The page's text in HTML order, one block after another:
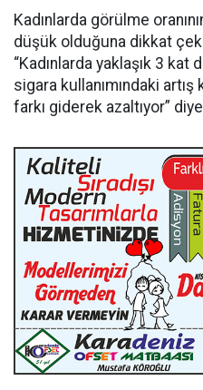
Kadınlarda görülme
düşük olduğuna dikkat
“Kadınlarda yaklaşık 3 kat
sigara kullanımındaki artış
farkı giderek azaltıyor”